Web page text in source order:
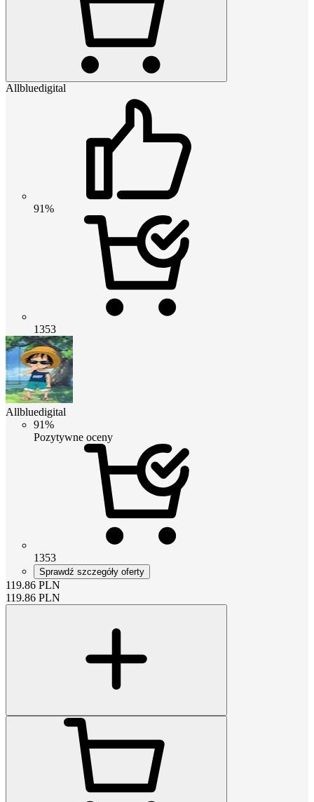
Allbluedigital
91%
1353
Allbluedigital
91%
Pozytywne oceny
1353
Sprawdź szczegóły oferty
119.86 PLN
119.86 PLN